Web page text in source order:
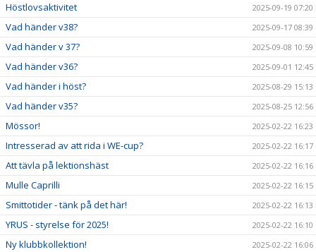
Höstlovsaktivitet 2025-09-19 07:20
Vad händer v38? 2025-09-17 08:39
Vad händer v 37? 2025-09-08 10:59
Vad händer v36? 2025-09-01 12:45
Vad händer i höst? 2025-08-29 15:13
Vad händer v35? 2025-08-25 12:56
Mössor! 2025-02-22 16:23
Intresserad av att rida i WE-cup? 2025-02-22 16:17
Att tävla på lektionshäst 2025-02-22 16:16
Mulle Caprilli 2025-02-22 16:15
Smittotider - tänk på det här! 2025-02-22 16:13
YRUS - styrelse för 2025! 2025-02-22 16:10
Ny klubbkollektion! 2025-02-22 16:06